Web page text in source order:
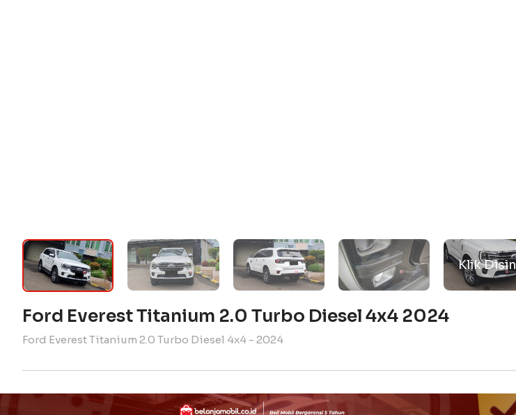
Ford Everest Titanium 2.0 Turbo Diesel 4x4 2024
Ford Everest Titanium 2.0 Turbo Diesel 4x4 - 2024